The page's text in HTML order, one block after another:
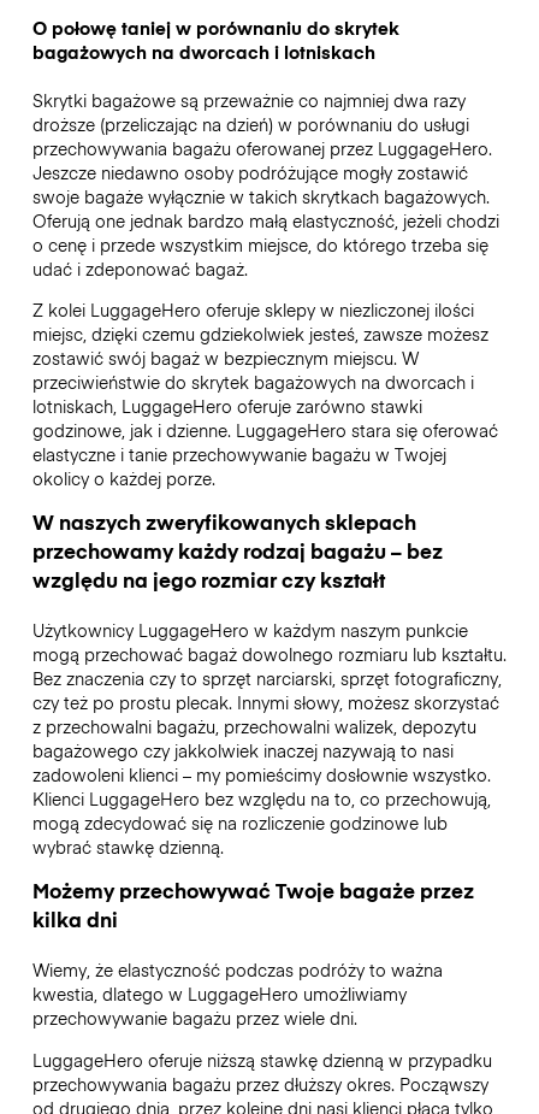
O połowę taniej w porównaniu do skrytek
bagażowych na dworcach i lotniskach
Skrytki bagażowe są przeważnie co najmniej dwa razy
droższe (przeliczając na dzień) w porównaniu do usługi
przechowywania bagażu oferowanej przez LuggageHero.
Jeszcze niedawno osoby podróżujące mogły zostawić
swoje bagaże wyłącznie w takich skrytkach bagażowych.
Oferują one jednak bardzo małą elastyczność, jeżeli chodzi
o cenę i przede wszystkim miejsce, do którego trzeba się
udać i zdeponować bagaż.
Z kolei LuggageHero oferuje sklepy w niezliczonej ilości
miejsc, dzięki czemu gdziekolwiek jesteś, zawsze możesz
zostawić swój bagaż w bezpiecznym miejscu. W
przeciwieństwie do skrytek bagażowych na dworcach i
lotniskach, LuggageHero oferuje zarówno stawki
godzinowe, jak i dzienne. LuggageHero stara się oferować
elastyczne i tanie przechowywanie bagażu w Twojej
okolicy o każdej porze.
W naszych zweryfikowanych sklepach
przechowamy każdy rodzaj bagażu – bez
względu na jego rozmiar czy kształt
Użytkownicy LuggageHero w każdym naszym punkcie
mogą przechować bagaż dowolnego rozmiaru lub kształtu.
Bez znaczenia czy to sprzęt narciarski, sprzęt fotograficzny,
czy też po prostu plecak. Innymi słowy, możesz skorzystać
z przechowalni bagażu, przechowalni walizek, depozytu
bagażowego czy jakkolwiek inaczej nazywają to nasi
zadowoleni klienci – my pomieścimy dosłownie wszystko.
Klienci LuggageHero bez względu na to, co przechowują,
mogą zdecydować się na rozliczenie godzinowe lub
wybrać stawkę dzienną.
Możemy przechowywać Twoje bagaże przez
kilka dni
Wiemy, że elastyczność podczas podróży to ważna
kwestia, dlatego w LuggageHero umożliwiamy
przechowywanie bagażu przez wiele dni.
LuggageHero oferuje niższą stawkę dzienną w przypadku
przechowywania bagażu przez dłuższy okres. Począwszy
od drugiego dnia, przez kolejne dni nasi klienci płacą tylko